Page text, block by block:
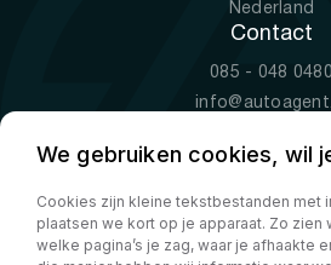
Nederland
Contact
085 - 048 0480
Ma-Vr
09:00 -
Za
10:00 -
We gebruiken cookies, wil
Cookies zijn kleine tekstbestanden met
plaatsen we kort op je apparaat. Zo zien
welke pagina’s je zag, waar je afhaakte